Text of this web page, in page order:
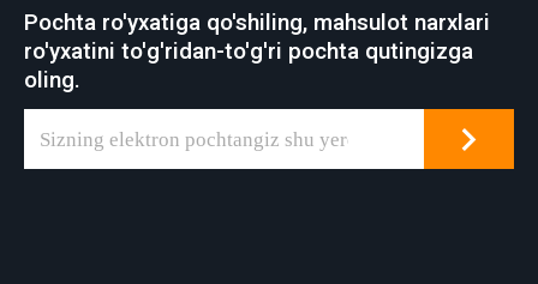
Pochta ro'yxatiga qo'shiling, mahsulot narxlari
ro'yxatini to'g'ridan-to'g'ri pochta qutingizga
oling.